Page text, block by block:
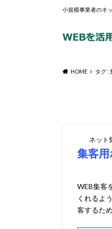
小規模事業者のネ
HOME タグ :
ネット
集客
WEB集客
くれるよ
客するた